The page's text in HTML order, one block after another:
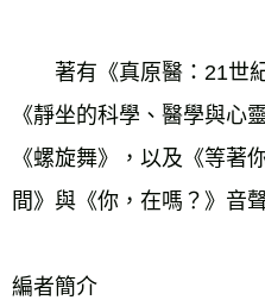
著有《真原醫：21世紀
《靜坐的科學、醫學與心
《螺旋舞》，以及《等著
間》與《你，在嗎？》音
編者簡介